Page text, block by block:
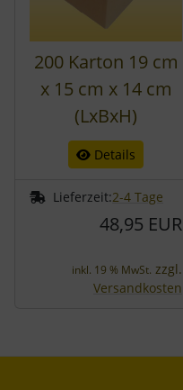
200 Karton 19 cm
x 15 cm x 14 cm
(LxBxH)
Details
Lieferzeit:2-4 Tage
48,95 EUR
inkl. 19 % MwSt. zzgl.
Versandkosten